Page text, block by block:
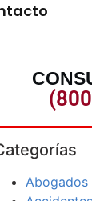
Abogados